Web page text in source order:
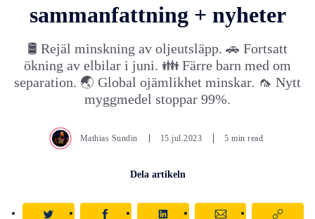
sammanfattning + nyheter
🛢️ Rejäl minskning av oljeutsläpp. 🚗 Fortsatt
ökning av elbilar i juni. 👪 Färre barn med om
separation. 🌏 Global ojämlikhet minskar. 🦟 Nytt
myggmedel stoppar 99%.
Mathias Sundin 15.jul.2023 5 min read
Dela artikeln